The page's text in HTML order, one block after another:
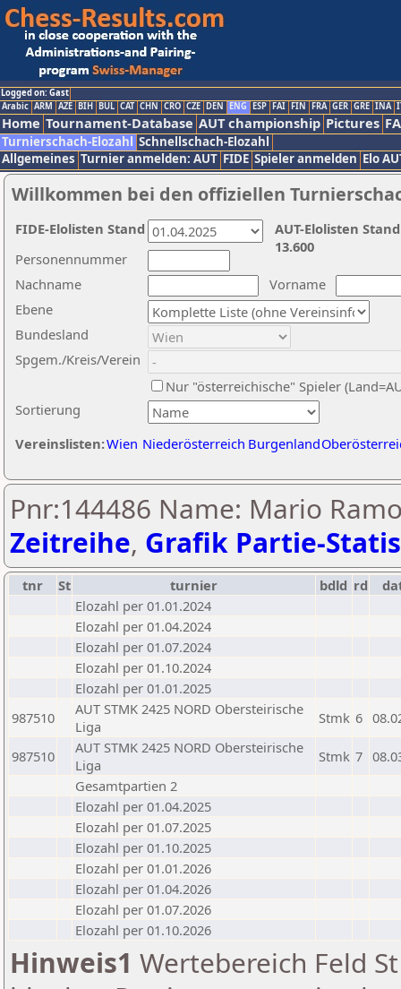
Logged on: Gast
Arabic ARM AZE BIH BUL CAT CHN CRO CZE DEN ENG ESP FAI FIN FRA GER GRE INA
Home Tournament-Database AUT championship Pictures
Turnierschach-Elozahl Schnellschach-Elozahl
Allgemeines Turnier anmelden: AUT FIDE Spieler anmelden Elo
Willkommen bei den offiziellen
Nachname
Vorname
Ebene
Sortierung
Personennummer
Bundesland
Spgem./Kreis/Verein
Nur "österreichische" Spieler
Vereinslisten:Wien Niederösterreich Burgenland
AUT-Elolisten
13.600
FIDE-Elolisten Stand
Pnr:144486 Name: Mario
Zeitreihe, Grafik Partie-
tnr St turnier bdld rd
Elozahl per 01.01.2024
Elozahl per 01.04.2024
Elozahl per 01.07.2024
Elozahl per 01.10.2024
Elozahl per 01.01.2025
987510
AUT STMK 2425 NORD Obersteirische
Liga
Stmk 6
987510
AUT STMK 2425 NORD Obersteirische
Liga
Stmk 7
Gesamtpartien 2
Elozahl per 01.04.2025
Elozahl per 01.07.2025
Elozahl per 01.10.2025
Elozahl per 01.01.2026
Elozahl per 01.04.2026
Elozahl per 01.07.2026
Elozahl per 01.10.2026
Hinweis1 Wertebereich Feld